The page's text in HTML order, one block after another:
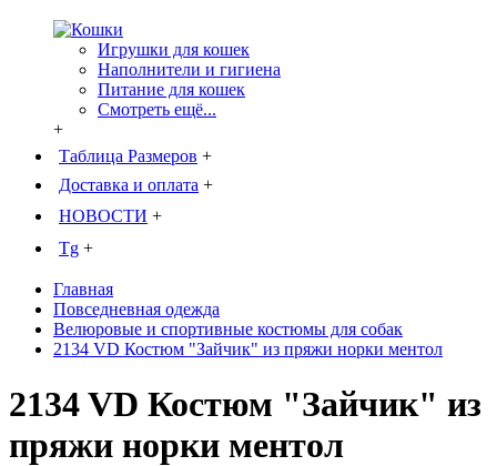
Игрушки для кошек
Наполнители и гигиена
Питание для кошек
Смотреть ещё...
+
Таблица Размеров +
Доставка и оплата +
НОВОСТИ +
Tg +
Главная
Повседневная одежда
Велюровые и спортивные костюмы для собак
2134 VD Костюм "Зайчик" из пряжи норки ментол
2134 VD Костюм "Зайчик" из
пряжи норки ментол